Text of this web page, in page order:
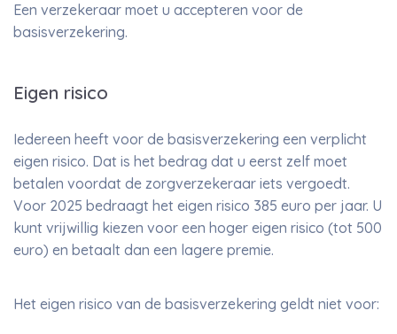
Een verzekeraar moet u accepteren voor de
basisverzekering.
Eigen risico
Iedereen heeft voor de basisverzekering een verplicht
eigen risico. Dat is het bedrag dat u eerst zelf moet
betalen voordat de zorgverzekeraar iets vergoedt.
Voor 2025 bedraagt het eigen risico 385 euro per jaar. U
kunt vrijwillig kiezen voor een hoger eigen risico (tot 500
euro) en betaalt dan een lagere premie.
Het eigen risico van de basisverzekering geldt niet voor: